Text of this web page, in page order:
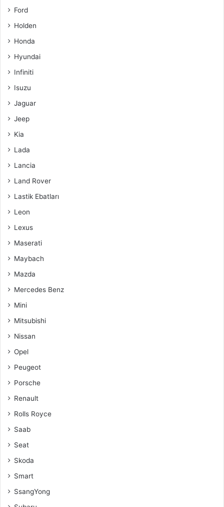
Ford
Holden
Honda
Hyundai
Infiniti
Isuzu
Jaguar
Jeep
Kia
Lada
Lancia
Land Rover
Lastik Ebatları
Leon
Lexus
Maserati
Maybach
Mazda
Mercedes Benz
Mini
Mitsubishi
Nissan
Opel
Peugeot
Porsche
Renault
Rolls Royce
Saab
Seat
Skoda
Smart
SsangYong